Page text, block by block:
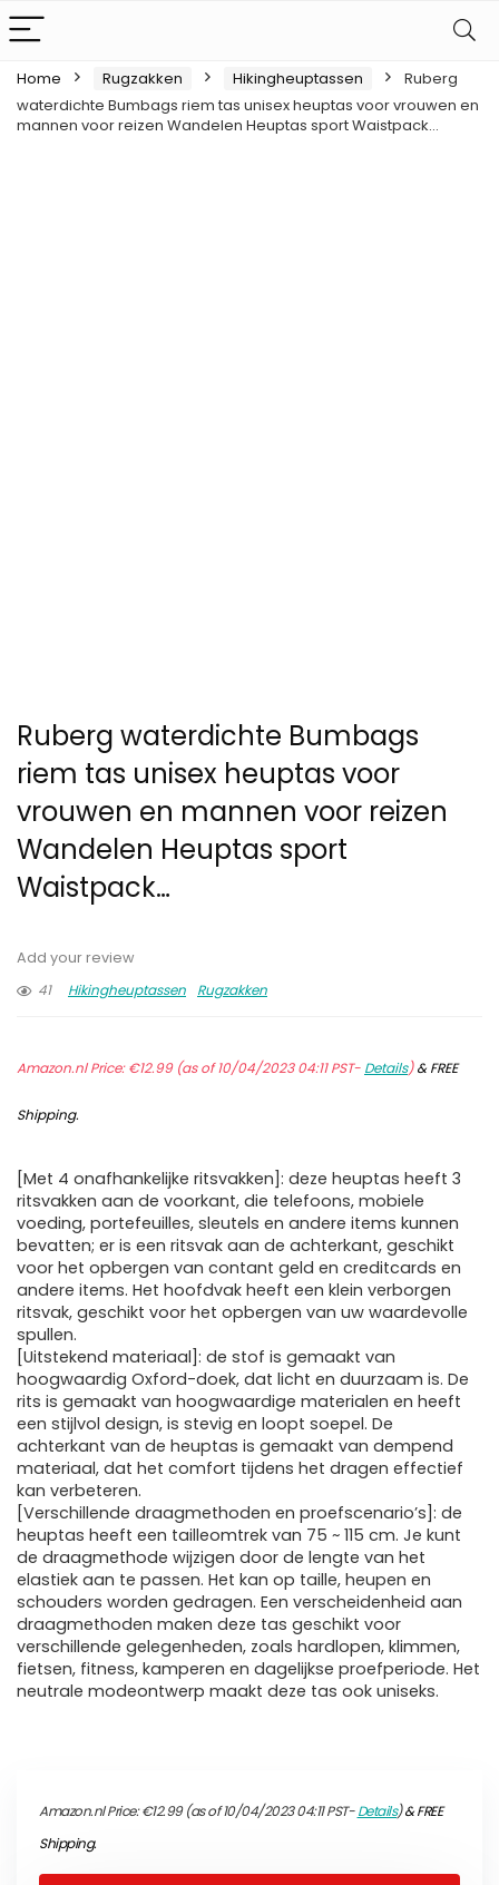
Home Rugzakken Hikingheuptassen
Ruberg
waterdichte Bumbags riem tas unisex heuptas voor vrouwen en
mannen voor reizen Wandelen Heuptas sport Waistpack…
Ruberg waterdichte Bumbags
riem tas unisex heuptas voor
vrouwen en mannen voor reizen
Wandelen Heuptas sport
Waistpack…
Add your review
41
Hikingheuptassen Rugzakken
Amazon.nl Price:€12.99(as of 10/04/2023 04:11 PST- Details)&FREE
Shipping.
[Met 4 onafhankelijke ritsvakken]: deze heuptas heeft 3
ritsvakken aan de voorkant, die telefoons, mobiele
voeding, portefeuilles, sleutels en andere items kunnen
bevatten; er is een ritsvak aan de achterkant, geschikt
voor het opbergen van contant geld en creditcards en
andere items. Het hoofdvak heeft een klein verborgen
ritsvak, geschikt voor het opbergen van uw waardevolle
spullen.
[Uitstekend materiaal]: de stof is gemaakt van
hoogwaardig Oxford-doek, dat licht en duurzaam is. De
rits is gemaakt van hoogwaardige materialen en heeft
een stijlvol design, is stevig en loopt soepel. De
achterkant van de heuptas is gemaakt van dempend
materiaal, dat het comfort tijdens het dragen effectief
kan verbeteren.
[Verschillende draagmethoden en proefscenario’s]: de
heuptas heeft een tailleomtrek van 75 ~ 115 cm. Je kunt
de draagmethode wijzigen door de lengte van het
elastiek aan te passen. Het kan op taille, heupen en
schouders worden gedragen. Een verscheidenheid aan
draagmethoden maken deze tas geschikt voor
verschillende gelegenheden, zoals hardlopen, klimmen,
fietsen, fitness, kamperen en dagelijkse proefperiode. Het
neutrale modeontwerp maakt deze tas ook uniseks.
Amazon.nl Price:€12.99(as of 10/04/2023 04:11 PST-Details)&FREE
Shipping.